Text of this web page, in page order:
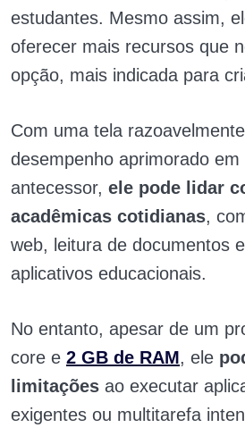
estudantes. Mesmo assim,
oferecer mais recursos que
opção, mais indicada para
Com uma tela
desempenho aprimorado
antecessor, ele pode lidar
acadêmicas cotidianas,
web, leitura de documentos
aplicativos educacionais.
No entanto, apesar de um
core e 2 GB de RAM, ele
limitações ao executar
exigentes ou multitarefa